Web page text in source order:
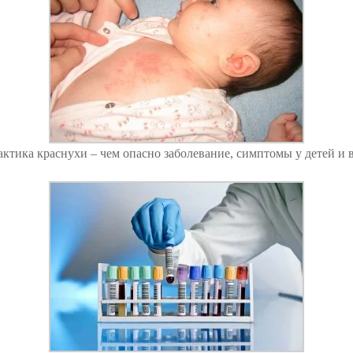
краснухи – чем опасно заболевание, симптомы у детей и